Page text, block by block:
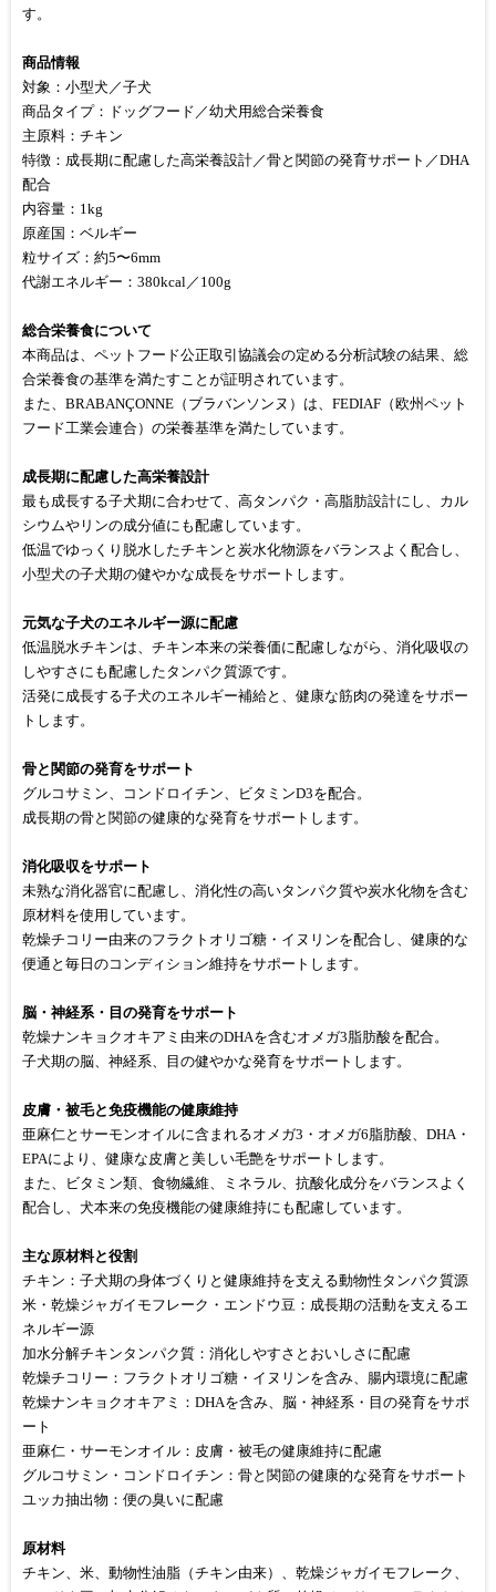
す。
商品情報
対象：小型犬／子犬
商品タイプ：ドッグフード／幼犬用総合栄養食
主原料：チキン
特徴：成長期に配慮した高栄養設計／骨と関節の発育サポート／DHA
配合
内容量：1kg
原産国：ベルギー
粒サイズ：約5〜6mm
代謝エネルギー：380kcal／100g
総合栄養食について
本商品は、ペットフード公正取引協議会の定める分析試験の結果、総
合栄養食の基準を満たすことが証明されています。
また、BRABANÇONNE（ブラバンソンヌ）は、FEDIAF（欧州ペット
フード工業会連合）の栄養基準を満たしています。
成長期に配慮した高栄養設計
最も成長する子犬期に合わせて、高タンパク・高脂肪設計にし、カル
シウムやリンの成分値にも配慮しています。
低温でゆっくり脱水したチキンと炭水化物源をバランスよく配合し、
小型犬の子犬期の健やかな成長をサポートします。
元気な子犬のエネルギー源に配慮
低温脱水チキンは、チキン本来の栄養価に配慮しながら、消化吸収の
しやすさにも配慮したタンパク質源です。
活発に成長する子犬のエネルギー補給と、健康な筋肉の発達をサポー
トします。
骨と関節の発育をサポート
グルコサミン、コンドロイチン、ビタミンD3を配合。
成長期の骨と関節の健康的な発育をサポートします。
消化吸収をサポート
未熟な消化器官に配慮し、消化性の高いタンパク質や炭水化物を含む
原材料を使用しています。
乾燥チコリー由来のフラクトオリゴ糖・イヌリンを配合し、健康的な
便通と毎日のコンディション維持をサポートします。
脳・神経系・目の発育をサポート
乾燥ナンキョクオキアミ由来のDHAを含むオメガ3脂肪酸を配合。
子犬期の脳、神経系、目の健やかな発育をサポートします。
皮膚・被毛と免疫機能の健康維持
亜麻仁とサーモンオイルに含まれるオメガ3・オメガ6脂肪酸、DHA・
EPAにより、健康な皮膚と美しい毛艶をサポートします。
また、ビタミン類、食物繊維、ミネラル、抗酸化成分をバランスよく
配合し、犬本来の免疫機能の健康維持にも配慮しています。
主な原材料と役割
チキン：子犬期の身体づくりと健康維持を支える動物性タンパク質源
米・乾燥ジャガイモフレーク・エンドウ豆：成長期の活動を支えるエ
ネルギー源
加水分解チキンタンパク質：消化しやすさとおいしさに配慮
乾燥チコリー：フラクトオリゴ糖・イヌリンを含み、腸内環境に配慮
乾燥ナンキョクオキアミ：DHAを含み、脳・神経系・目の発育をサポ
ート
亜麻仁・サーモンオイル：皮膚・被毛の健康維持に配慮
グルコサミン・コンドロイチン：骨と関節の健康的な発育をサポート
ユッカ抽出物：便の臭いに配慮
原材料
チキン、米、動物性油脂（チキン由来）、乾燥ジャガイモフレーク、